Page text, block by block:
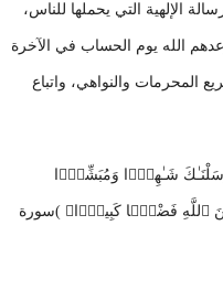
الإلهية التي يحملها للناس،
الله يوم الحساب في الآخرة
المحرمات والنواهي، واتباع
أَرْسَلْنَـٰكَ شَـٰهِدًۭا وَمُبَشِّرًۭا
مِّنَ ٱللَّهِ فَضْلًۭا كَبِيرًۭا﴾ )سورة